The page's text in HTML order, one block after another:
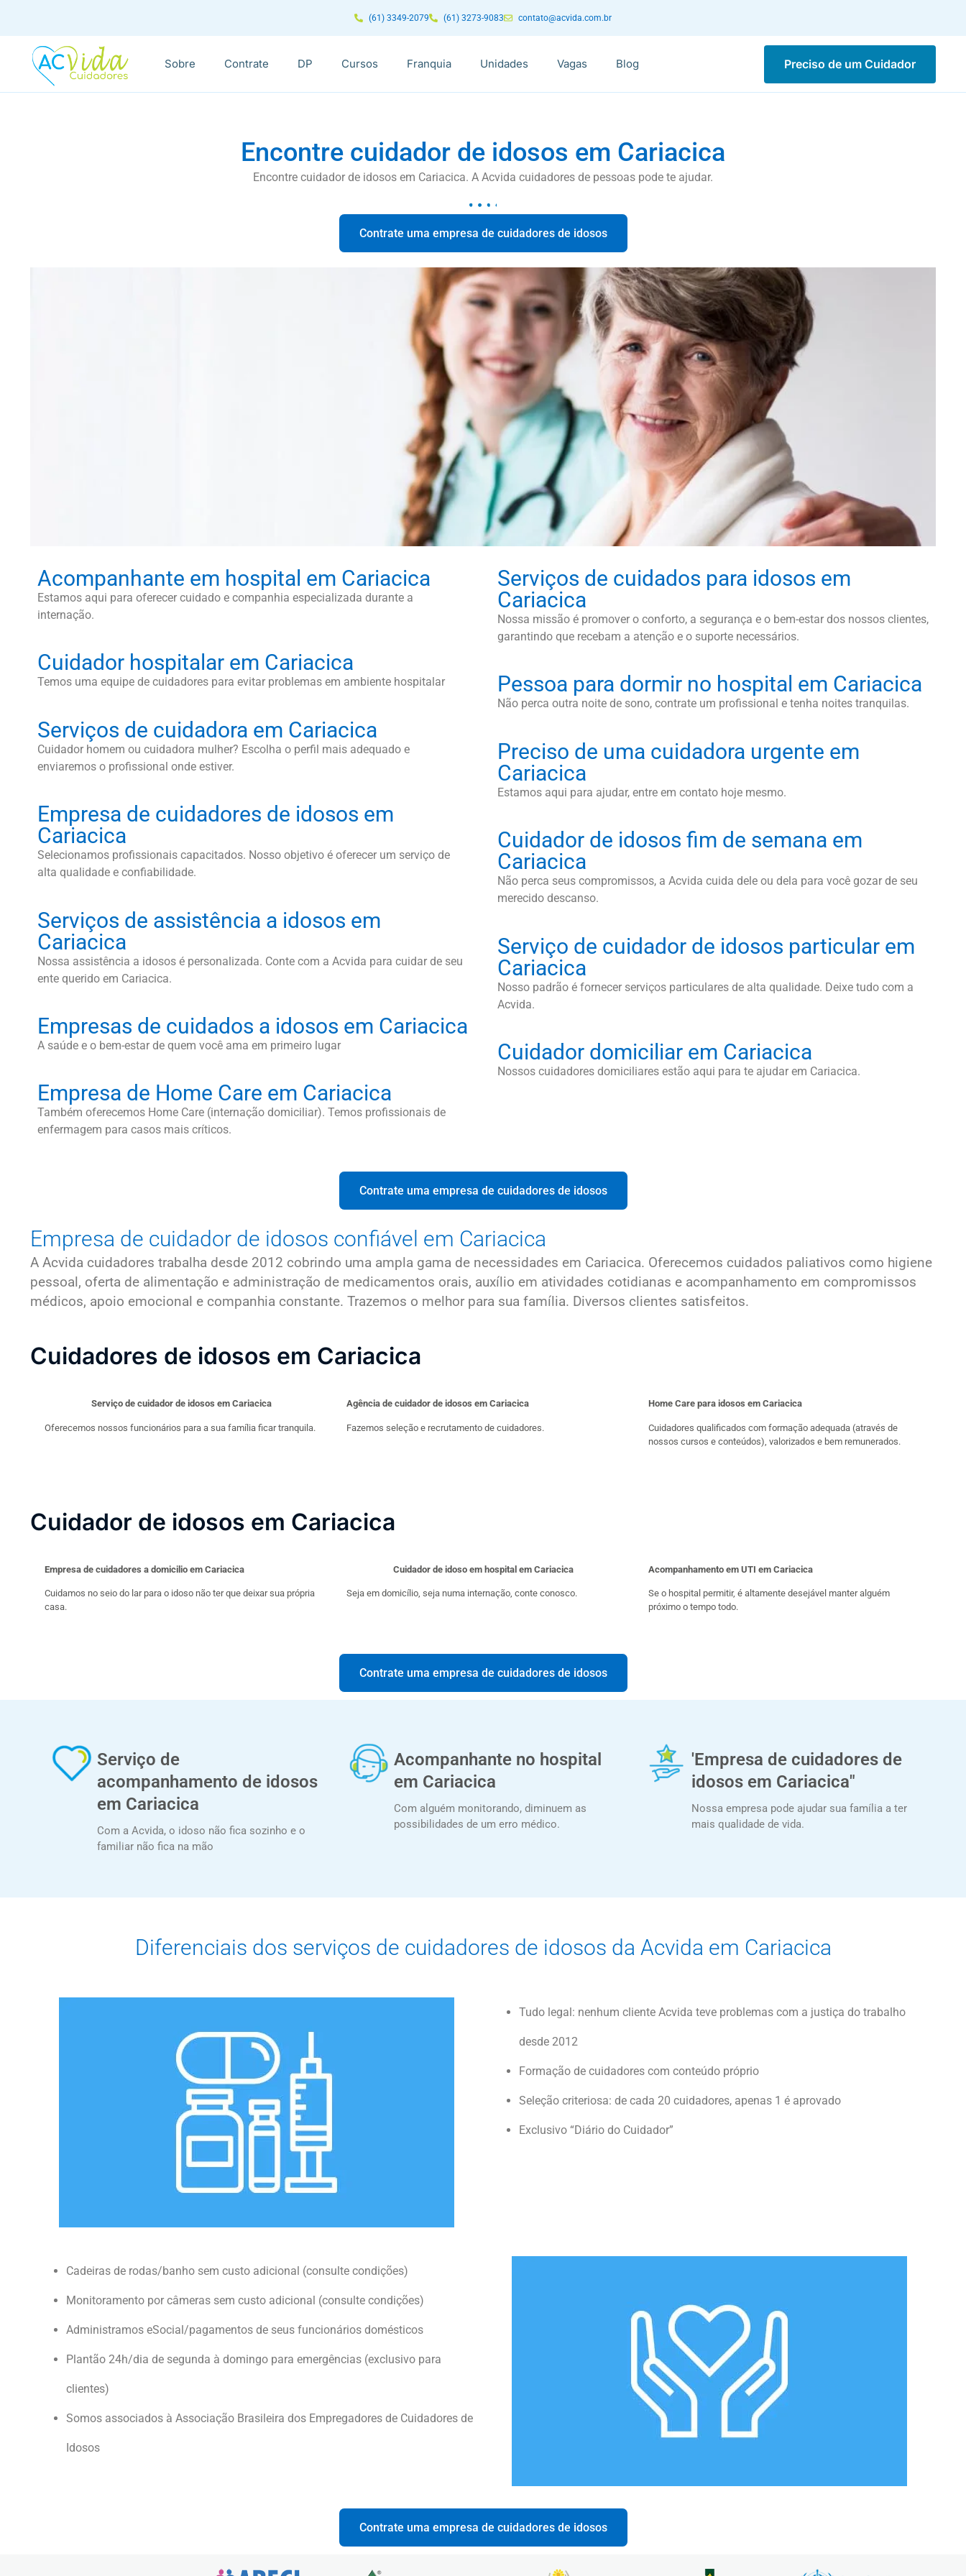
(61) 3349-2079 (61) 3273-9083 contato@acvida.com.br
Sobre Contrate DP Cursos Franquia Unidades Vagas Blog Preciso de um Cuidador
Encontre cuidador de idosos em Cariacica
Encontre cuidador de idosos em Cariacica. A Acvida cuidadores de pessoas pode te ajudar.
Contrate uma empresa de cuidadores de idosos
Acompanhante em hospital em Cariacica
Estamos aqui para oferecer cuidado e companhia especializada durante a
internação.
Cuidador hospitalar em Cariacica
Temos uma equipe de cuidadores para evitar problemas em ambiente hospitalar
Serviços de cuidadora em Cariacica
Cuidador homem ou cuidadora mulher? Escolha o perfil mais adequado e
enviaremos o profissional onde estiver.
Empresa de cuidadores de idosos em
Cariacica
Selecionamos profissionais capacitados. Nosso objetivo é oferecer um serviço de
alta qualidade e confiabilidade.
Serviços de assistência a idosos em
Cariacica
Nossa assistência a idosos é personalizada. Conte com a Acvida para cuidar de seu
ente querido em Cariacica.
Empresas de cuidados a idosos em Cariacica
A saúde e o bem-estar de quem você ama em primeiro lugar
Empresa de Home Care em Cariacica
Também oferecemos Home Care (internação domiciliar). Temos profissionais de
enfermagem para casos mais críticos.
Serviços de cuidados para idosos em
Cariacica
Nossa missão é promover o conforto, a segurança e o bem-estar dos nossos clientes,
garantindo que recebam a atenção e o suporte necessários.
Pessoa para dormir no hospital em Cariacica
Não perca outra noite de sono, contrate um profissional e tenha noites tranquilas.
Preciso de uma cuidadora urgente em
Cariacica
Estamos aqui para ajudar, entre em contato hoje mesmo.
Cuidador de idosos fim de semana em
Cariacica
Não perca seus compromissos, a Acvida cuida dele ou dela para você gozar de seu
merecido descanso.
Serviço de cuidador de idosos particular em
Cariacica
Nosso padrão é fornecer serviços particulares de alta qualidade. Deixe tudo com a
Acvida.
Cuidador domiciliar em Cariacica
Nossos cuidadores domiciliares estão aqui para te ajudar em Cariacica.
Contrate uma empresa de cuidadores de idosos
Empresa de cuidador de idosos confiável em Cariacica
A Acvida cuidadores trabalha desde 2012 cobrindo uma ampla gama de necessidades em Cariacica. Oferecemos cuidados paliativos como higiene
pessoal, oferta de alimentação e administração de medicamentos orais, auxílio em atividades cotidianas e acompanhamento em compromissos
médicos, apoio emocional e companhia constante. Trazemos o melhor para sua família. Diversos clientes satisfeitos.
Cuidadores de idosos em Cariacica
Serviço de cuidador de idosos em Cariacica
Oferecemos nossos funcionários para a sua família ficar tranquila.
Agência de cuidador de idosos em Cariacica
Fazemos seleção e recrutamento de cuidadores.
Home Care para idosos em Cariacica
Cuidadores qualificados com formação adequada (através de
nossos cursos e conteúdos), valorizados e bem remunerados.
Cuidador de idosos em Cariacica
Empresa de cuidadores a domicilio em Cariacica
Cuidamos no seio do lar para o idoso não ter que deixar sua própria
casa.
Cuidador de idoso em hospital em Cariacica
Seja em domicílio, seja numa internação, conte conosco.
Acompanhamento em UTI em Cariacica
Se o hospital permitir, é altamente desejável manter alguém
próximo o tempo todo.
Contrate uma empresa de cuidadores de idosos
Serviço de
acompanhamento de idosos
em Cariacica
Com a Acvida, o idoso não fica sozinho e o
familiar não fica na mão
Acompanhante no hospital
em Cariacica
Com alguém monitorando, diminuem as
possibilidades de um erro médico.
'Empresa de cuidadores de
idosos em Cariacica"
Nossa empresa pode ajudar sua família a ter
mais qualidade de vida.
Diferenciais dos serviços de cuidadores de idosos da Acvida em Cariacica
Tudo legal: nenhum cliente Acvida teve problemas com a justiça do trabalho
desde 2012
Formação de cuidadores com conteúdo próprio
Seleção criteriosa: de cada 20 cuidadores, apenas 1 é aprovado
Exclusivo “Diário do Cuidador”
Cadeiras de rodas/banho sem custo adicional (consulte condições)
Monitoramento por câmeras sem custo adicional (consulte condições)
Administramos eSocial/pagamentos de seus funcionários domésticos
Plantão 24h/dia de segunda à domingo para emergências (exclusivo para
clientes)
Somos associados à Associação Brasileira dos Empregadores de Cuidadores de
Idosos
Contrate uma empresa de cuidadores de idosos